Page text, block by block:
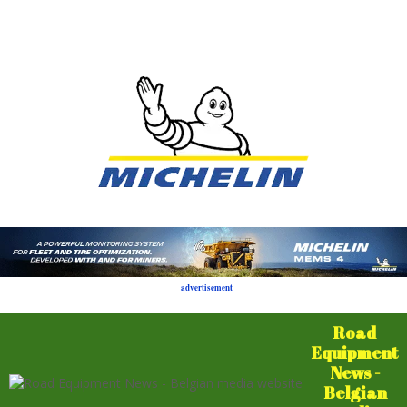
advertisement
Road
Equipment
News -
Belgian